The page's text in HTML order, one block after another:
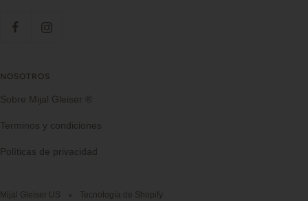
NOSOTROS
Sobre Mijal Gleiser ®
Terminos y condiciones
Políticas de privacidad
Mijal Gleiser US Tecnología de Shopify